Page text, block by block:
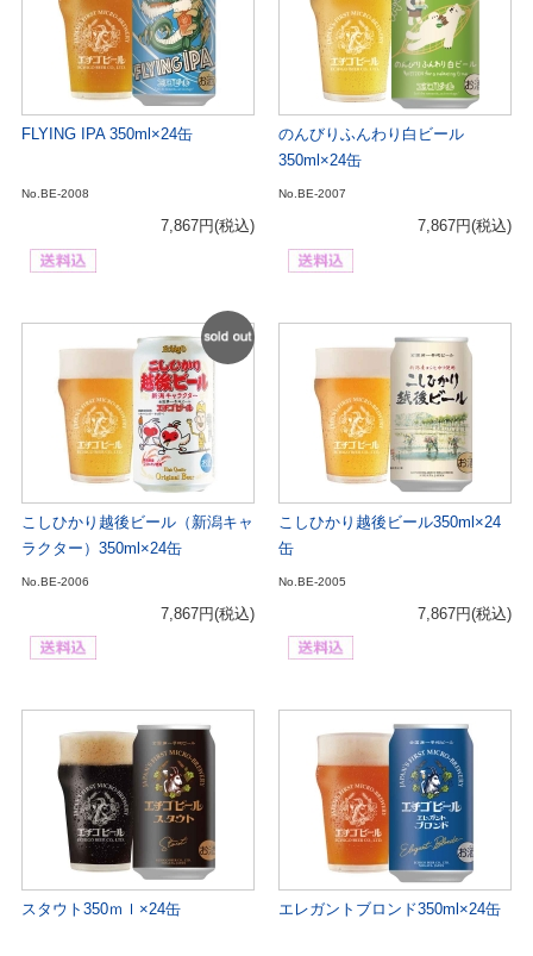
FLYING IPA 350ml×24缶
No.BE-2008
7,867円(税込)
のんびりふんわり白ビール
350ml×24缶
No.BE-2007
7,867円(税込)
SOLD
こしひかり越後ビール（新潟キャ
ラクター）350ml×24缶
No.BE-2006
7,867円(税込)
こしひかり越後ビール350ml×24
缶
No.BE-2005
7,867円(税込)
スタウト350ｍｌ×24缶 エレガントブロンド350ml×24缶